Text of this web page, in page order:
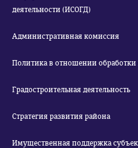
деятельности (ИСОГД)
Административная комиссия
Политика в отношении
Градостроительная деятельность
Стратегия развития района
Имущественная поддержка